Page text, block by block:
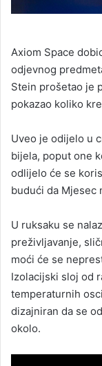
Axiom Space
odjevnog
Stein prošetao je
pokazao koliko
Uveo je odijelo u
bijela, poput one
odlijelo će se
budući da Mjesec
U ruksaku se
preživljavanje,
moći će se
Izolacijski sloj od
temperaturnih
dizajniran da se
okolo.